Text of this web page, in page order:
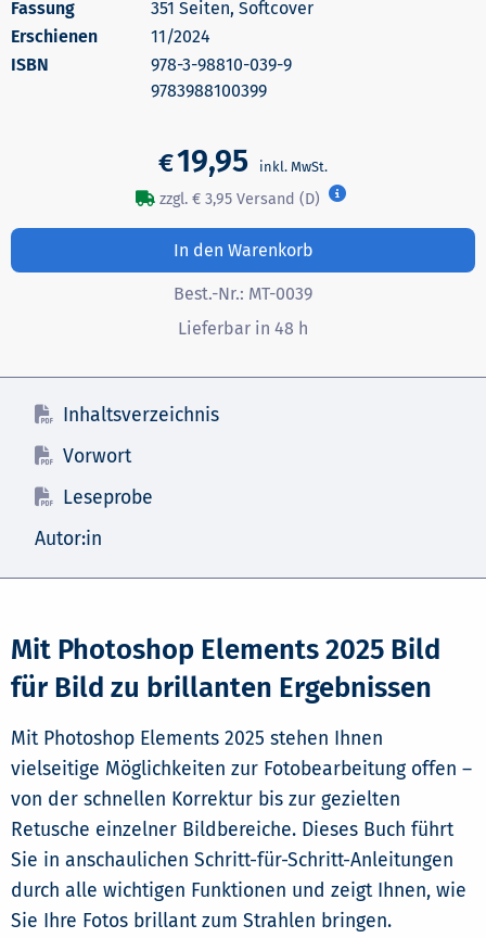
351 Seiten, Softcover
Erschienen
11/2024
978-3-98810-039-9
9783988100399
€19,95
zzgl. € 3,95 Versand (D)
In den Warenkorb
Best.-Nr.: MT-0039
Lieferbar in 48 h
Inhaltsverzeichnis
Vorwort
Leseprobe
Autor:in
Mit Photoshop Elements 2025 Bild
für Bild zu brillanten Ergebnissen
Mit Photoshop Elements 2025 stehen Ihnen
vielseitige Möglichkeiten zur Fotobearbeitung offen –
von der schnellen Korrektur bis zur gezielten
Retusche einzelner Bildbereiche. Dieses Buch führt
Sie in anschaulichen Schritt-für-Schritt-Anleitungen
durch alle wichtigen Funktionen und zeigt Ihnen, wie
Sie Ihre Fotos brillant zum Strahlen bringen.